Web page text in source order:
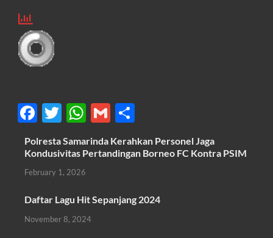
F
ac
e
b
o
o
k
T
w
itt
er
W
h
at
A
p
p
G
m
ail
h
ar
Polresta Samarinda Kerahkan Personel Jaga
Kondusivitas Pertandingan Borneo FC Kontra PSIM
February 1, 2026
Daftar Lagu Hit Sepanjang 2024
November 8, 2024